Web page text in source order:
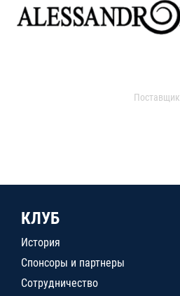
Поставщик
КЛУБ
История
Спонсоры и партнеры
Сотрудничество